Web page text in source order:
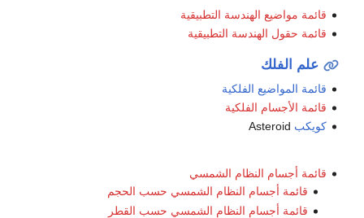
قائمة مواضيع الهندسة التطبيقية
قائمة حقول الهندسة التطبيقية
علم الفلك
قائمة المواضيع الفلكية
قائمة الأجسام الفلكية
كويكب
قائمة أجسام النظام الشمسي
قائمة أجسام النظام الشمسي حسب الحجم
قائمة أجسام النظام الشمسي حسب القطر